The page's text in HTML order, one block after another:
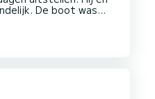
De boot was
getijden gebied te